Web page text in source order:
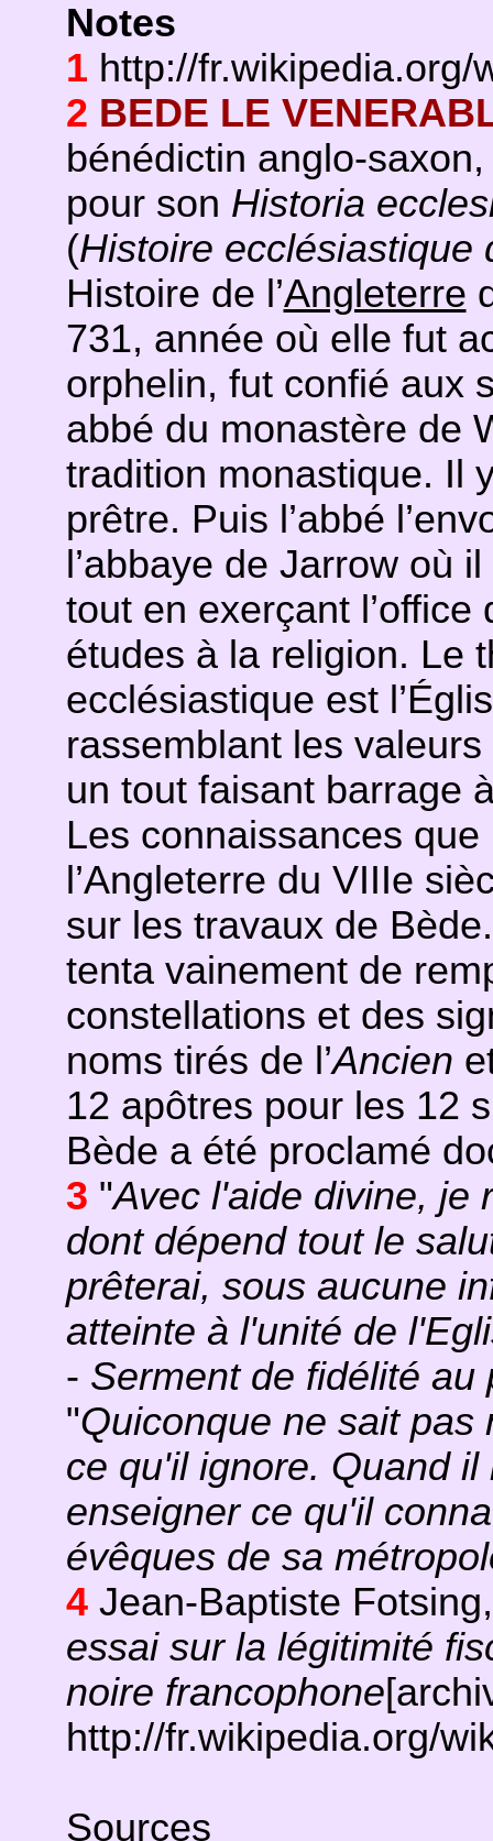
Notes
1 http://fr.wikipedia.org/
2 BEDE LE
bénédictin anglo-
pour son Historia
(Histoire ecclésiastique
Histoire de l’Angleterre
731, année où elle fut
orphelin, fut confié aux
abbé du monastère de
tradition monastique. Il
prêtre. Puis l’abbé
l’abbaye de Jarrow où
tout en exerçant
études à la religion. Le
ecclésiastique est
rassemblant les
un tout faisant barrage
Les connaissances
l’Angleterre du VIIIe
sur les travaux de
tenta vainement de
constellations et des
noms tirés de l’Ancien
12 apôtres pour les 12
Bède a été proclamé
3 "Avec l'aide divine, je
dont dépend tout le
prêterai, sous aucune
atteinte à l'unité de
- Serment de fidélité au
"Quiconque ne sait pas
ce qu'il ignore. Quand
enseigner ce qu'il
évêques de sa
4Jean-Baptiste
essai sur la légitimité
noire francophone
http://fr.wikipedia.org/
Sources